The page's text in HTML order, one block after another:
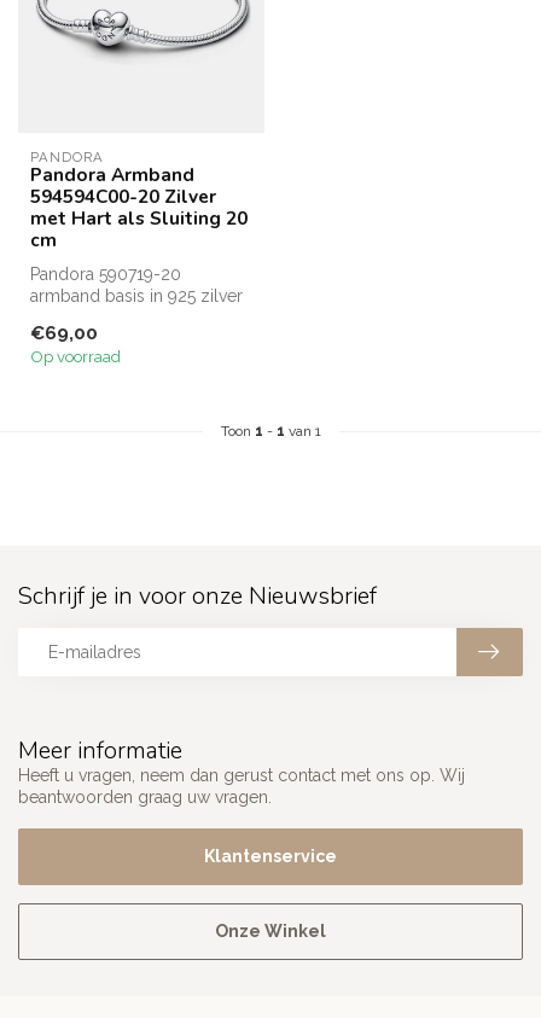
PANDORA
Pandora Armband
594594C00-20 Zilver
met Hart als Sluiting 20
cm
Pandora 590719-20
armband basis in 925 zilver
len...
€69,00
Op voorraad
Toon 1 - 1 van 1
Meer informatie
Heeft u vragen, neem dan gerust contact met ons op. Wij
beantwoorden graag uw vragen.
Klantenservice
Onze Winkel
Schrijf je in voor onze Nieuwsbrief